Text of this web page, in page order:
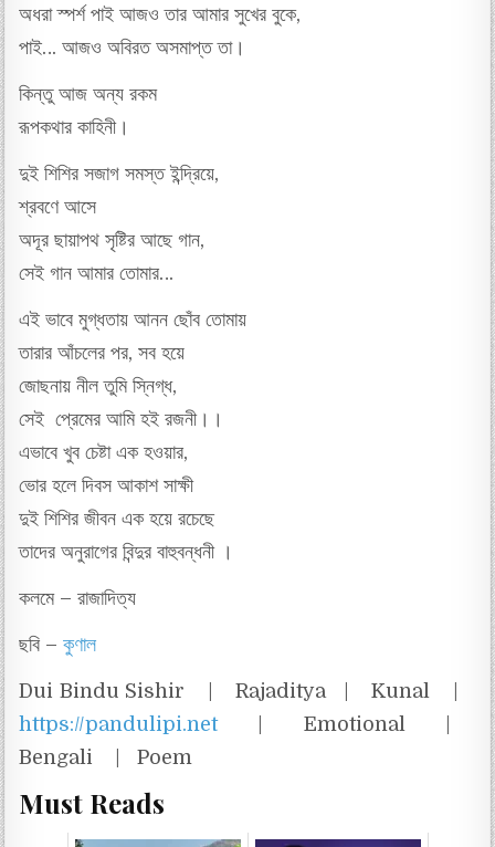
অধরা স্পর্শ পাই আজ‌ও তার‌ আমার সুখের বুকে,
পাই… আজ‌ও অবিরত অসমাপ্ত তা।
কিন্তু আজ অন্য রকম
রূপকথার কাহিনী।
দুই শিশির সজাগ সমস্ত ইন্দ্রিয়ে,
শ্রবণে আসে
অদূর ছায়াপথ সৃষ্টির আছে গান,
সেই গান আমার তোমার…
এই ভাবে মুগ্ধতায় আনন ছোঁব তোমায়
তারার আঁচলের পর, সব হয়ে
জোছনায় নীল তুমি স্নিগ্ধ,
সেই প্রেমের আমি হই রজনী।।
এভাবে খুব চেষ্টা এক হওয়ার,
ভোর হলে দিবস আকাশ সাক্ষী
দুই শিশির জীবন এক হয়ে রচেছে
তাদের অনুরাগের বিন্দুর বাহুবন্ধনী ।
কলমে – রাজাদিত্য
ছবি –কুণাল
Dui Bindu Sishir | Rajaditya | Kunal |
https://pandulipi.net| Emotional |
Bengali | Poem
Must Reads